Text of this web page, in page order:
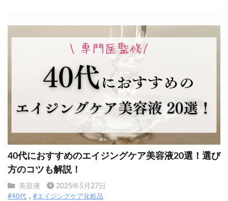
40代におすすめのエイジングケア美容液20選！選び
方のコツも解説！
美容液 2025年5月27日
#40代 #エイジングケア化粧品